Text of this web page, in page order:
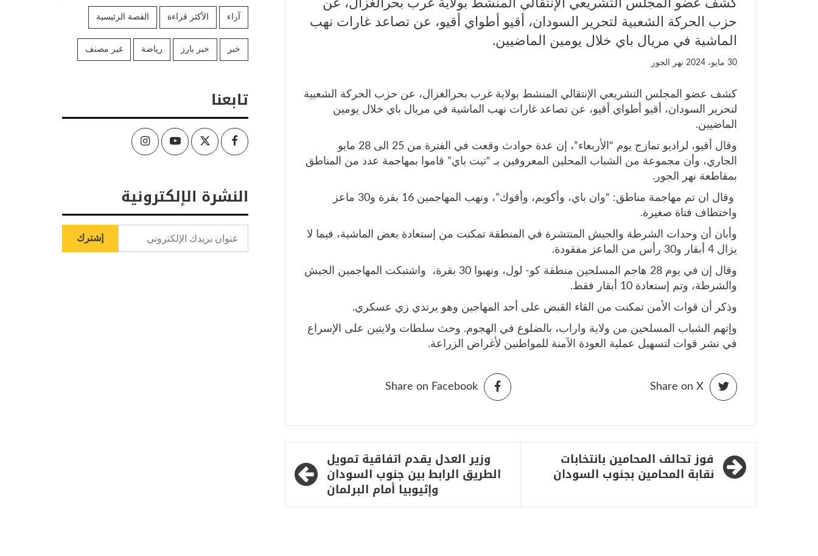
كشف عضو المجلس التشريعي الإنتقالي المنشط بولاية غرب بحرالغزال، عن
حزب الحركة الشعبية لتحرير السودان، أقيو أطواي أقيو، عن تصاعد غارات نهب
الماشية في مريال باي خلال يومين الماضيين.
30 مايو، 2024 نهر الجور
كشف عضو المجلس التشريعي الإنتقالي المنشط بولاية غرب بحرالغزال، عن حزب الحركة الشعبية
لتحرير السودان، أقيو أطواي أقيو، عن تصاعد غارات نهب الماشية في مريال باي خلال يومين
الماضيين.
وقال أقيو، لراديو تمازج يوم “الأربعاء”، إن عدة حوادث وقعت في الفترة من 25 الى 28 مايو
الجاري، وأن مجموعة من الشباب المحلين المعروفين بـ “تيت باي” قاموا بمهاجمة عدد من المناطق
بمقاطعة نهر الجور.
وقال ان تم مهاجمة مناطق: “وان باي، وأكويم، وأقوك”، ونهب المهاجمين 16 بقرة و30 ماعز
واختطاف فتاة صغيرة.
وأبان أن وحدات الشرطة والجيش المنتشرة في المنطقة تمكنت من إستعادة بعض الماشية، فيما لا
يزال 4 أبقار و30 رأس من الماعز مفقودة.
وقال إن في يوم 28 هاجم المسلحين منطقة كو- لول، ونهبوا 30 بقرة، واشتبكت المهاجمين الجيش
والشرطة، وتم إستعادة 10 أبقار فقط.
وذكر أن قوات الأمن تمكنت من القاء القبض على أحد المهاجين وهو يرتدي زي عسكري.
وإتهم الشباب المسلحين من ولاية واراب، بالضلوع في الهجوم. وحث سلطات ولايتين على الإسراع
في نشر قوات لتسهيل عملية العودة الآمنة للمواطنين لأغراض الزراعة.
Share on Facebook Share on X
تصفّح
المقالات
فوز تحالف المحامين بانتخابات
نقابة المحامين بجنوب السودان
وزير العدل يقدم اتفاقية تمويل
الطريق الرابط بين جنوب السودان
وإثيوبيا أمام البرلمان
آراء الأكثر قراءة القصة الرئيسية
خبر خبر بارز رياضة غير مصنف
تابعنا
Facebook
Twitter
Youtube
Instagram
النشرة الإلكترونية